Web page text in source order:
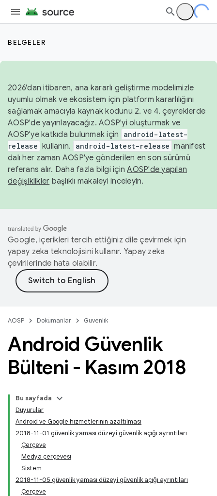
BELGELER
2026'dan itibaren, ana kararlı geliştirme modelimizle
uyumlu olmak ve ekosistem için platform kararlılığını
sağlamak amacıyla kaynak kodunu 2. ve 4. çeyreklerde
AOSP'de yayınlayacağız. AOSP'yi oluşturmak ve
AOSP'ye katkıda bulunmak için
android-latest-
release kullanın. android-latest-release manifest
dalı her zaman AOSP'ye gönderilen en son sürümü
referans alır. Daha fazla bilgi içinAOSP'de yapılan
değişiklikler başlıklı makaleyi inceleyin.
Google, içerikleri tercih ettiğiniz dile çevirmek için
yapay zeka teknolojisini kullanır. Yapay zeka
çevirilerinde hata olabilir.
AOSP Dokümanlar Güvenlik
Android Güvenlik
Bülteni - Kasım 2018
Bu sayfada
Duyurular
Android ve Google hizmetlerinin azaltılması
2018-11-01 güvenlik yaması düzeyi güvenlik açığı ayrıntıları
Çerçeve
Medya çerçevesi
Sistem
2018-11-05 güvenlik yaması düzeyi güvenlik açığı ayrıntıları
Çerçeve